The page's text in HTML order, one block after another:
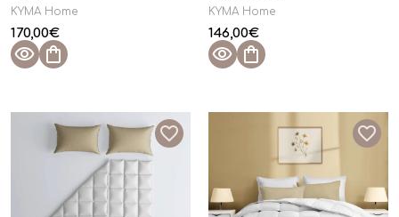
KYMA Home
170,00€
KYMA Home
146,00€